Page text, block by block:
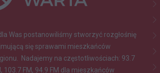
Was postanowiliśmy stworzyć rozgłośnię
się sprawami mieszkańców
Nadajemy na częstotliwościach: 93.7
103.7 FM, 94.9 FM dla mieszkańców